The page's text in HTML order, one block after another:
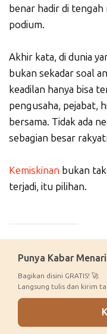
benar hadir di tengah
podium.
Akhir kata, di dunia
bukan sekadar soal
keadilan hanya bisa
pengusaha, pejabat,
bersama. Tidak ada
sebagian besar
Kemiskinan bukan
terjadi, itu pilihan.
Punya Kabar
Bagikan disini GRATIS! 🚀
Langsung tulis dan kirim